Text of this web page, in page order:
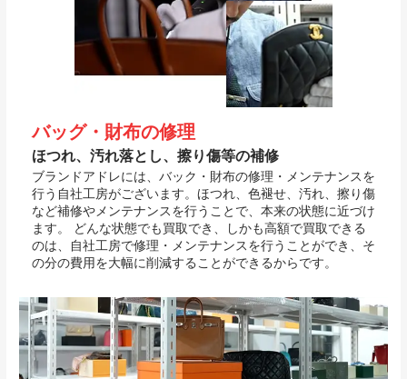
バッグ・財布の修理
ほつれ、汚れ落とし、擦り傷等の補修
ブランドアドレには、バック・財布の修理・メンテナンスを
行う自社工房がございます。ほつれ、色褪せ、汚れ、擦り傷
など補修やメンテナンスを行うことで、本来の状態に近づけ
ます。 どんな状態でも買取でき、しかも高額で買取できる
のは、自社工房で修理・メンテナンスを行うことができ、そ
の分の費用を大幅に削減することができるからです。